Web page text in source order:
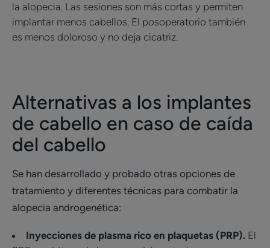
la alopecia. Las sesiones son más cortas y permiten
implantar menos cabellos. El posoperatorio también
es menos doloroso y no deja cicatriz.
Alternativas a los implantes
de cabello en caso de caída
del cabello
Se han desarrollado y probado otras opciones de
tratamiento y diferentes técnicas para combatir la
alopecia androgenética:
Inyecciones de plasma rico en plaquetas (PRP). El